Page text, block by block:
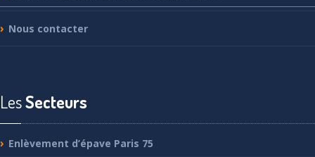
Nous contacter
LesSecteurs
Enlèvement d’épave Paris 75